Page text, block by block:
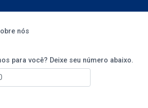
nós
para você? Deixe seu número abaixo.